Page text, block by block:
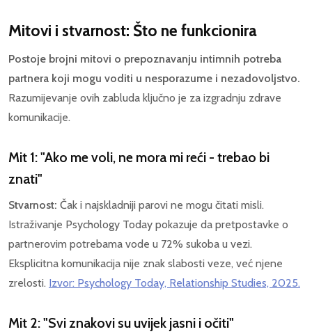
Mitovi i stvarnost: Što ne funkcionira
Postoje brojni mitovi o prepoznavanju intimnih potreba
partnera koji mogu voditi u nesporazume i nezadovoljstvo.
Razumijevanje ovih zabluda ključno je za izgradnju zdrave
komunikacije.
Mit 1: "Ako me voli, ne mora mi reći - trebao bi
znati"
Stvarnost: Čak i najskladniji parovi ne mogu čitati misli.
Istraživanje Psychology Today pokazuje da pretpostavke o
partnerovim potrebama vode u 72% sukoba u vezi.
Eksplicitna komunikacija nije znak slabosti veze, već njene
zrelosti. Izvor: Psychology Today, Relationship Studies, 2025.
Mit 2: "Svi znakovi su uvijek jasni i očiti"